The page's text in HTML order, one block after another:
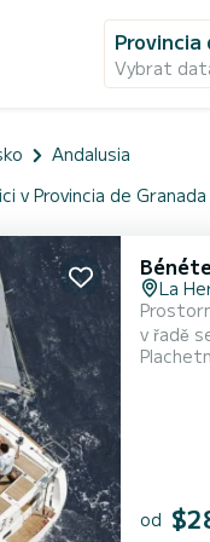
Provincia
Vybrat
Andalusia
v Provincia de Granada
La
v řadě
od